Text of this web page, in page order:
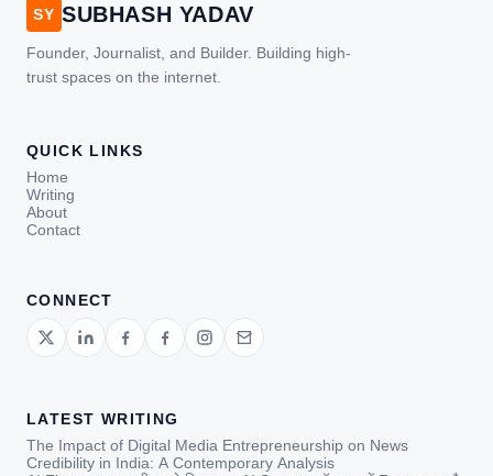
SY SUBHASH YADAV
Founder, Journalist, and Builder. Building high-
trust spaces on the internet.
QUICK LINKS
Home
Writing
About
Contact
CONNECT
LATEST WRITING
The Impact of Digital Media Entrepreneurship on News
Credibility in India: A Contemporary Analysis